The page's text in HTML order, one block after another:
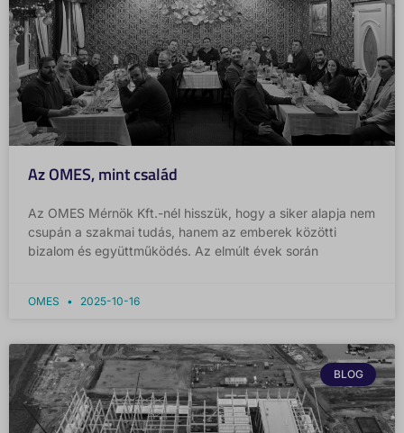
Az OMES, mint család
Az OMES Mérnök Kft.-nél hisszük, hogy a siker alapja nem
csupán a szakmai tudás, hanem az emberek közötti
bizalom és együttműködés. Az elmúlt évek során
OMES 2025-10-16
BLOG